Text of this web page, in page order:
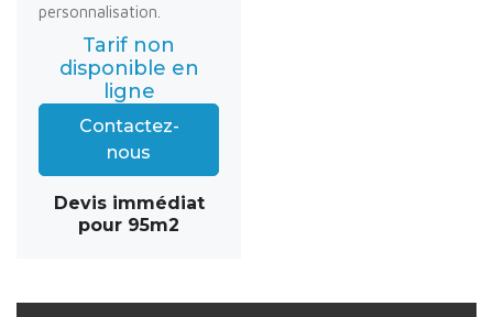
personnalisation.
Tarif non
disponible en
ligne
Contactez-
nous
Devis immédiat
pour 95m2